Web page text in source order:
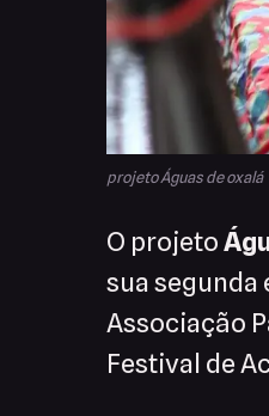
projeto Águas de oxalá
O projeto
sua segunda
Associação
Festival de